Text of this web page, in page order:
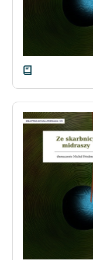
Zasady
Logotypy
Materiały promocyjne
Polityka prywatności
Regulamin
Dane fundacji i
sprawozdania
Regulamin darowizn
Informacja o